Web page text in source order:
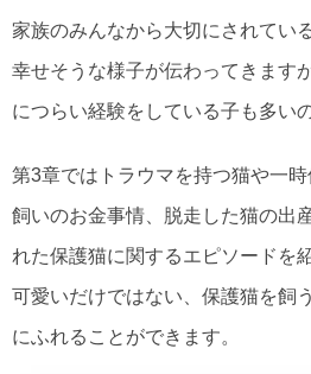
家族のみんなから大切にされてい
幸せそうな様子が伝わってきます
につらい経験をしている子も多い
第3章ではトラウマを持つ猫や一
飼いのお金事情、脱走した猫の出
れた保護猫に関するエピソードを
可愛いだけではない、保護猫を飼
にふれることができます。